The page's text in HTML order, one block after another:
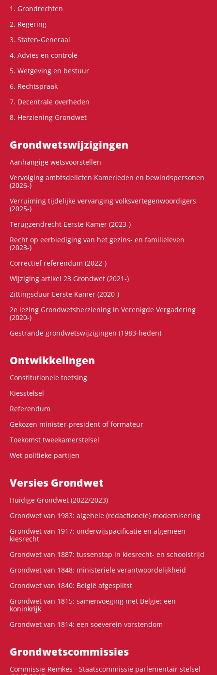
1. Grondrechten
2. Regering
3. Staten-Generaal
4. Advies en controle
5. Wetgeving en bestuur
6. Rechtspraak
7. Decentrale overheden
8. Herziening Grondwet
Grondwets­wijzigingen
Aanhangige wetsvoorstellen
Vervolging ambtsdelicten Kamerleden en bewindspersonen
(2026-)
Verruiming tijdelijke vervanging volksvertegenwoordigers
(2025-)
Terugzendrecht Eerste Kamer (2023-)
Recht op eerbiediging van het gezins- en familieleven
(2023-)
Correctief referendum (2022-)
Wijziging artikel 23 Grondwet (2021-)
Zittingsduur Eerste Kamer (2020-)
2e lezing Grondwetsherziening in Verenigde Vergadering
(2020-)
Gestrande grondwetswijzigingen (1983-heden)
Ontwikke­lingen
Constitutionele toetsing
Kiesstelsel
Referendum
Gekozen minister-president of formateur
Toekomst tweekamerstelsel
Wet politieke partijen
Versies Grondwet
Huidige Grondwet (2022/2023)
Grondwet van 1983: algehele (redactionele) modernisering
Grondwet van 1917: onderwijspacificatie en algemeen
kiesrecht
Grondwet van 1887: tussenstap in kiesrecht- en schoolstrijd
Grondwet van 1848: ministeriële verantwoordelijkheid
Grondwet van 1840: België afgesplitst
Grondwet van 1815: samenvoeging met België: een
koninkrijk
Grondwet van 1814: een soeverein vorstendom
Grondwets­commissies
Commissie-Remkes - Staatscommissie parlementair stelsel